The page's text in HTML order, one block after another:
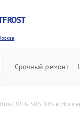
Срочный ремонт
WFG SBS 185 в